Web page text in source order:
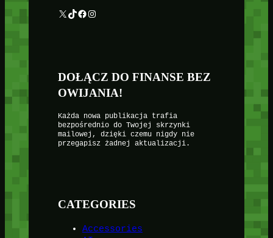
X TikTok Facebook Instagram
DOŁĄCZ DO FINANSE BEZ
OWIJANIA!
Każda nowa publikacja trafia
bezpośrednio do Twojej skrzynki
mailowej, dzięki czemu nigdy nie
przegapisz żadnej aktualizacji.
CATEGORIES
Accessories